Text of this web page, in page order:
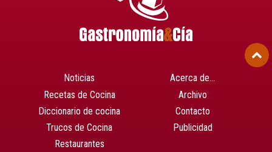
Noticias
Recetas de Cocina
Diccionario de cocina
Trucos de Cocina
Restaurantes
Acerca de…
Archivo
Contacto
Publicidad